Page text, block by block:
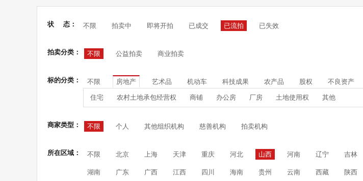
状 态： 不限 拍卖中 即将开拍 已成交 已流拍 已失效
拍卖分类： 不限 公益拍卖 商业拍卖
标的分类： 不限 房地产 艺术品 机动车 科技成果 农产品 股权 不良资产
住宅 农村土地承包经营权 商铺 办公房 厂房 土地使用权 其他
商家类型： 不限 个人 其他组织机构 慈善机构 拍卖机构
所在区域： 不限 北京 上海 天津 重庆 河北 山西 河南 辽宁 吉林
湖南 广东 广西 江西 四川 海南 贵州 云南 西藏 陕西